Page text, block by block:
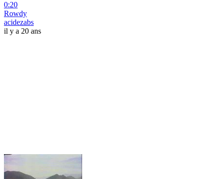
0:20
Rowdy
acidezabs
il y a 20 ans